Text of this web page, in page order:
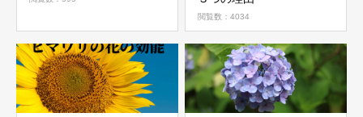
閲覧数：4034